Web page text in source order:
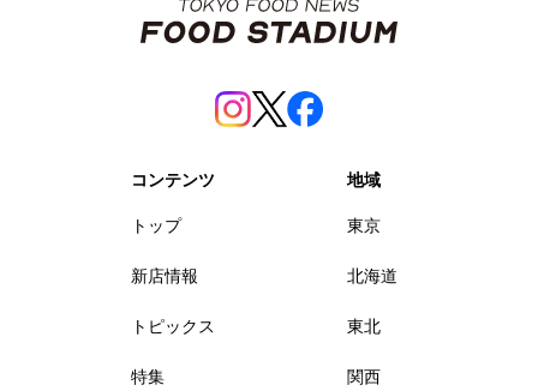
コンテンツ
トップ
新店情報
トピックス
特集
地域
東京
北海道
東北
関西